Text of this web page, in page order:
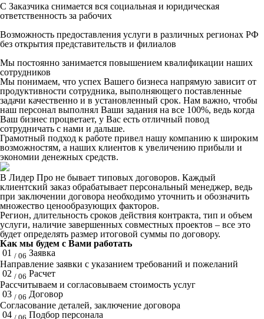
С Заказчика снимается вся социальная и юридическая
ответственность за рабочих
Возможность предоставления услуги в различных регионах РФ
без открытия представительств и филиалов
Мы постоянно занимается повышением квалификации наших
сотрудников
Мы понимаем, что успех Вашего бизнеса напрямую зависит от
продуктивности сотрудника, выполняющего поставленные
задачи качественно и в установленный срок. Нам важно, чтобы
наш персонал выполнял Ваши задания на все 100%, ведь когда
Ваш бизнес процветает, у Вас есть отличный повод
сотрудничать с нами и дальше.
Грамотный подход к работе привел нашу компанию к широким
возможностям, а наших клиентов к увеличению прибыли и
экономии денежных средств.
В Лидер Про не бывает типовых договоров. Каждый
клиентский заказ обрабатывает персональный менеджер, ведь
при заключении договора необходимо уточнить и обозначить
множество ценообразующих факторов.
Регион, длительность сроков действия контракта, тип и объем
услуги, наличие завершенных совместных проектов – все это
будет определять размер итоговой суммы по договору.
Как мы будем с Вами работать
01 / 06 Заявка
Направление заявки с указанием требований и пожеланий
02 / 06 Расчет
Рассчитываем и согласовываем стоимость услуг
03 / 06 Договор
Согласование деталей, заключение договора
04
Подбор персонала